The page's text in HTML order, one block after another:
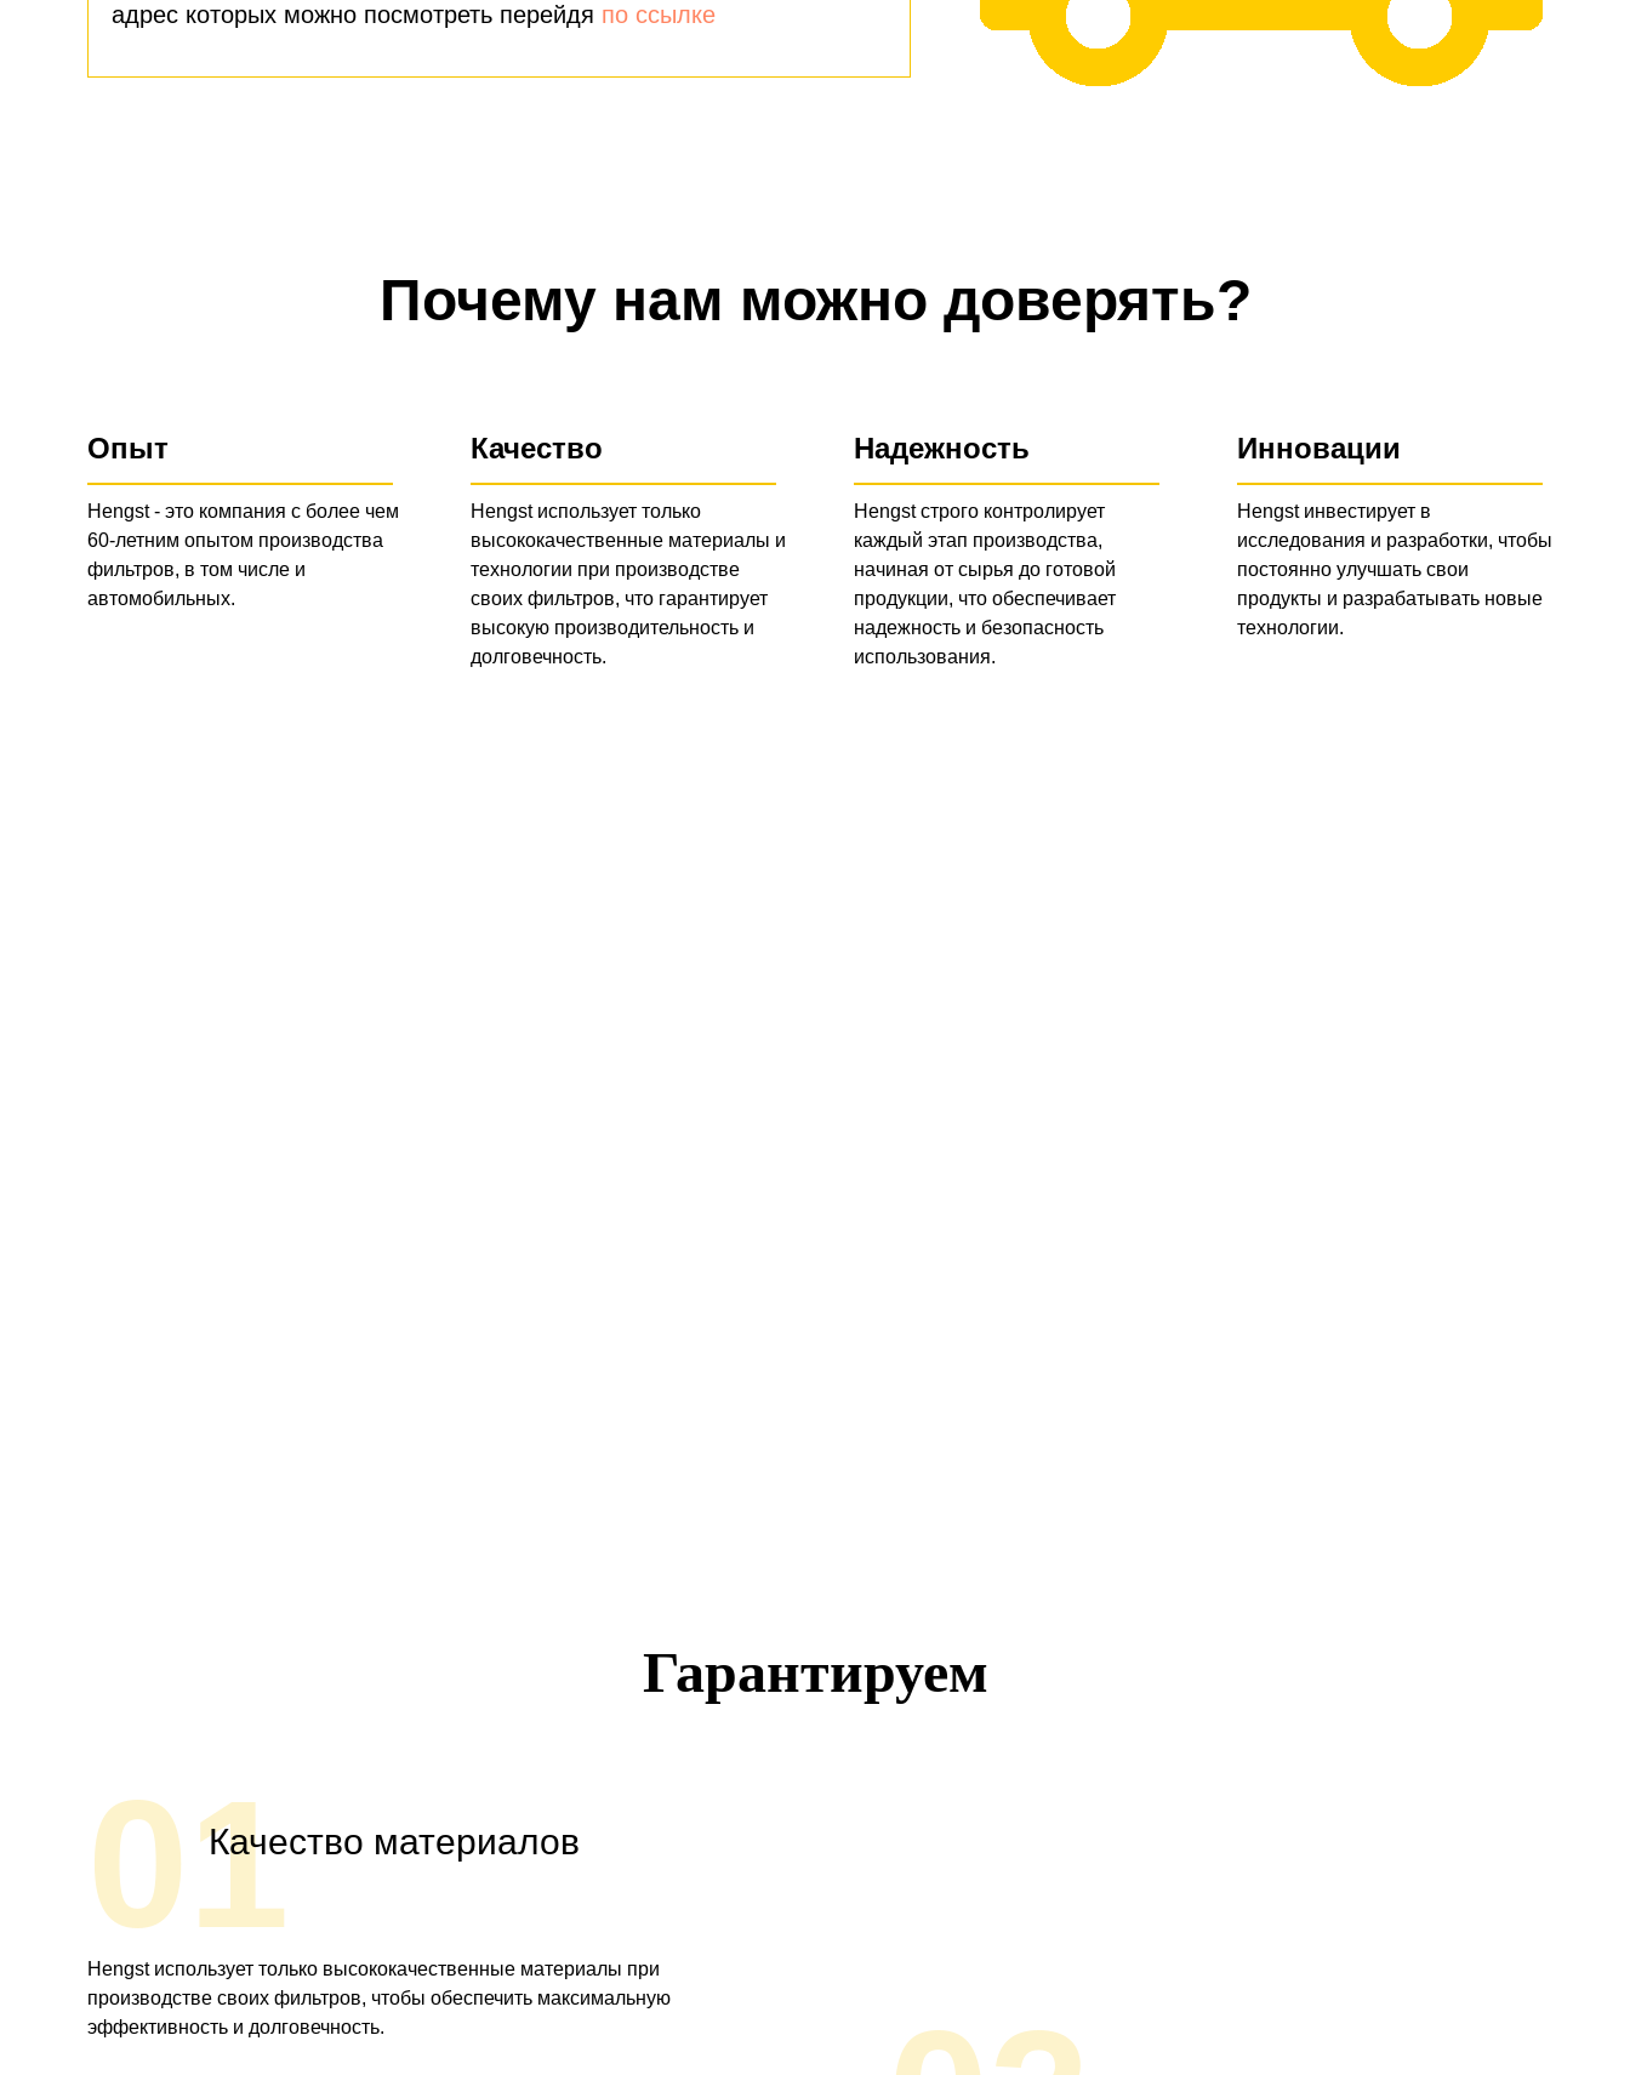
адрес которых можно посмотреть перейдя по ссылке
Почему нам можно доверять?
Опыт
Hengst - это компания с более чем
60-летним опытом производства
фильтров, в том числе и
автомобильных.
Качество Надежность
Hengst использует только
высококачественные материалы и
технологии при производстве
своих фильтров, что гарантирует
высокую производительность и
долговечность.
Инновации
Hengst строго контролирует
каждый этап производства,
начиная от сырья до готовой
продукции, что обеспечивает
надежность и безопасность
использования.
Hengst инвестирует в
исследования и разработки, чтобы
постоянно улучшать свои
продукты и разрабатывать новые
технологии.
Гарантируем
01Качество материалов
Hengst использует только высококачественные материалы при
производстве своих фильтров, чтобы обеспечить максимальную
эффективность и долговечность.